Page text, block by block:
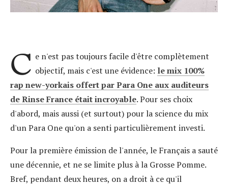
C e n'est pas toujours facile d'être complètement
objectif, mais c'est une évidence: le mix 100%
rap new-yorkais offert par Para One aux auditeurs
de Rinse France était incroyable. Pour ses choix
d'abord, mais aussi (et surtout) pour la science du mix
d'un Para One qu'on a senti particulièrement investi.
Pour la première émission de l'année, le Français a sauté
une décennie, et ne se limite plus à la Grosse Pomme.
Bref, pendant deux heures, on a droit à ce qu'il